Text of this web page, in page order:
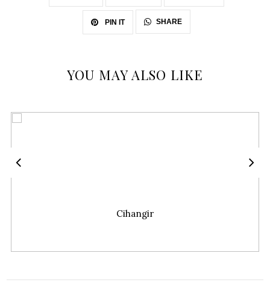
PIN IT SHARE
YOU MAY ALSO LIKE
Cihangir